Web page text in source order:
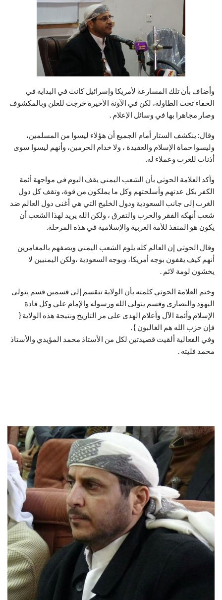
وأضاف بأن تلك المسارعة لأمريكا وإسرائيل كانت في البداية في
الخفاء تحت الطاولة، لكن في الآونة الأخيرة خرجت للعلن وبالمكشوف
وصار مجاهرا بها في وسائل الإعلام .
وقال: ينكشف الستار أمام الجميع أن هؤلاء ليسوا من المسلمين،
وليسوا حماة الإسلام والعقيدة ، ولا خدام الحرمين، وأنهم ليسوا سوى
أذناب للغرب وعملاء له.
وأكد العلامة الحوثي بأن الشعب اليمني يقف اليوم في مواجهة أئمة
الكفر بكل عدتهم وأسلحتهم وكل ما يملكون من قوة، وتقف كل دول
الغرب إلى جانب السعودية ودول الخليج التي هي أغنى دول العالم ضد
شعب أنهكه الفقر والحرب والتفرق ، ولكن الله يريد لهذا الشعب أن
يكون هو المنقذ للأمة العربية والإسلامية في هذه المرحلة.
وقال الحوثي إن العالم كله يلوم الشعب اليمني ويصفهم بالمغامرين
أنهم كيف يقفون بوجه أمريكا، وبوجه السعودية ،ولكن اليمنيين لا
يخشون لومة لائم .
وختم العلامة الحوثي كلمته بأن الولاية تنقسم إلى قسمين قسم يتولى
اليهود والنصارى وقسم يتولى الله ورسوله والإمام علي وكل قادة
الإسلام وأئمة الآل وأعلام الهدى على مر التاريخ ونتيجة هذه الولاية {
فإن حزب الله هم الغالبون } .
وفي الفعالية ألقيت قصيدتين لكل من الأستاذ محمد المؤيدي والأستاذ
محمد فليته .